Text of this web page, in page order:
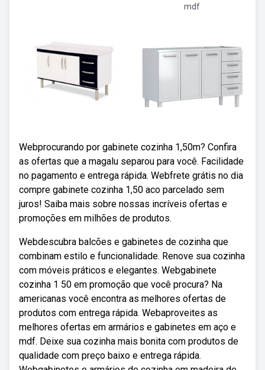
mdf
Webprocurando por gabinete cozinha 1,50m? Confira
as ofertas que a magalu separou para você. Facilidade
no pagamento e entrega rápida. Webfrete grátis no dia
compre gabinete cozinha 1,50 aco parcelado sem
juros! Saiba mais sobre nossas incríveis ofertas e
promoções em milhões de produtos.
Webdescubra balcões e gabinetes de cozinha que
combinam estilo e funcionalidade. Renove sua cozinha
com móveis práticos e elegantes. Webgabinete
cozinha 1 50 em promoção que você procura? Na
americanas você encontra as melhores ofertas de
produtos com entrega rápida. Webaproveites as
melhores ofertas em armários e gabinetes em aço e
mdf. Deixe sua cozinha mais bonita com produtos de
qualidade com preço baixo e entrega rápida.